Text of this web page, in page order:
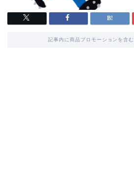
記事内に商品プロモーションを含